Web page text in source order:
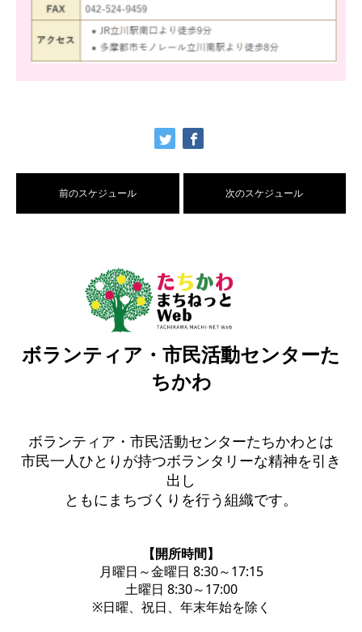
前のスケジュール 次のスケジュール
ボランティア・市民活動センターた
ちかわ
ボランティア・市民活動センターたちかわとは
市民一人ひとりが持つボランタリーな精神を引き
出し
ともにまちづくりを行う組織です。
【開所時間】
月曜日～金曜日 8:30～17:15
土曜日 8:30～17:00
※日曜、祝日、年末年始を除く